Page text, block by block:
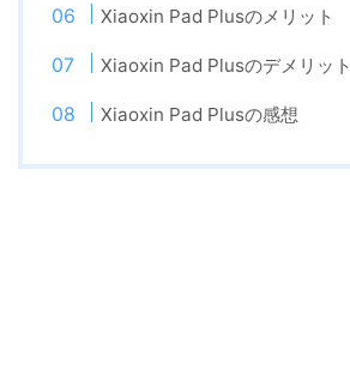
Xiaoxin Pad Plusのメリット
Xiaoxin Pad Plusのデメリット
Xiaoxin Pad Plusの感想